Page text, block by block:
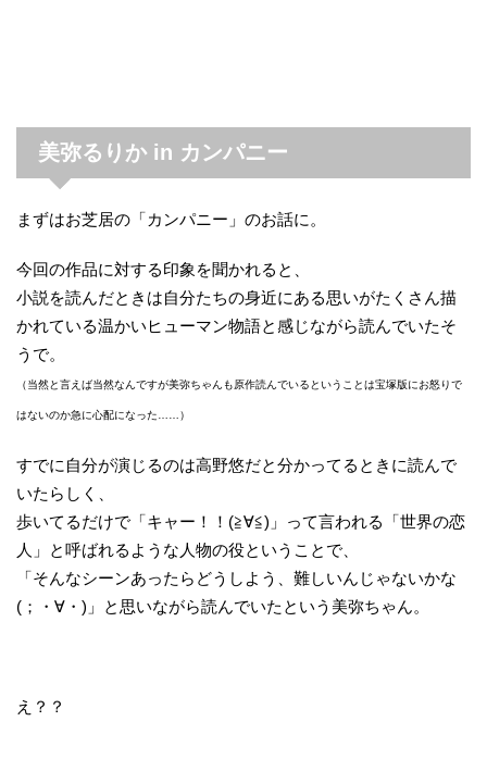
美弥るりか in カンパニー
まずはお芝居の「カンパニー」のお話に。
今回の作品に対する印象を聞かれると、
小説を読んだときは自分たちの身近にある思いがたくさん描
かれている温かいヒューマン物語と感じながら読んでいたそ
うで。
（当然と言えば当然なんですが美弥ちゃんも原作読んでいるということは宝塚版にお怒りで
はないのか急に心配になった……）
すでに自分が演じるのは高野悠だと分かってるときに読んで
いたらしく、
歩いてるだけで「キャー！！(≧∀≦)」って言われる「世界の恋
人」と呼ばれるような人物の役ということで、
「そんなシーンあったらどうしよう、難しいんじゃないかな
(；・∀・)」と思いながら読んでいたという美弥ちゃん。
え？？